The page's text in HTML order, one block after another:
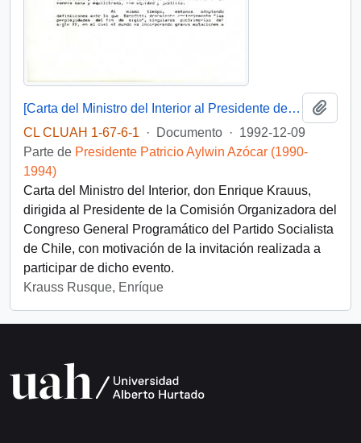
[Carta del Ministro del Interior al Presidente de la Comisión Organizadora del Congreso General Programático del Partido Socialista de Chile]
CL CLUAH 1-67-6-1
· Documento · 1992-12-09
Parte de Presidente Patricio Aylwin Azócar (1990-
1994)
Carta del Ministro del Interior, don Enrique Krauus,
dirigida al Presidente de la Comisión Organizadora del
Congreso General Programático del Partido Socialista
de Chile, con motivación de la invitación realizada a
participar de dicho evento.
Krauss Rusque, Enríque